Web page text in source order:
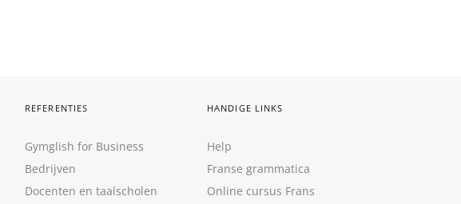
REFERENTIES
Gymglish for Business
Bedrijven
Docenten en taalscholen
HANDIGE LINKS
Help
Franse grammatica
Online cursus Frans